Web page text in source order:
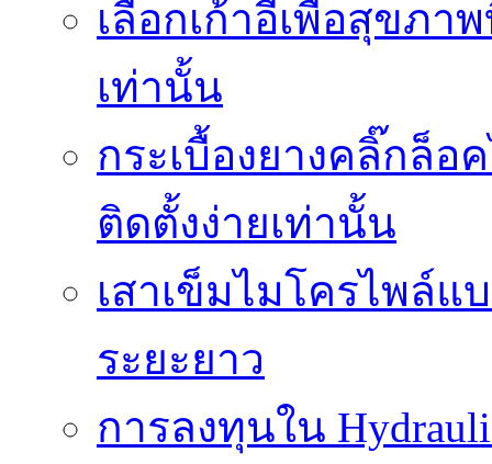
เลือกเก้าอี้เพื่อสุขภา
เท่านั้น
กระเบื้องยางคลิ๊กล็อ
ติดตั้งง่ายเท่านั้น
เสาเข็มไมโครไพล์
ระยะยาว
การลงทุนใน